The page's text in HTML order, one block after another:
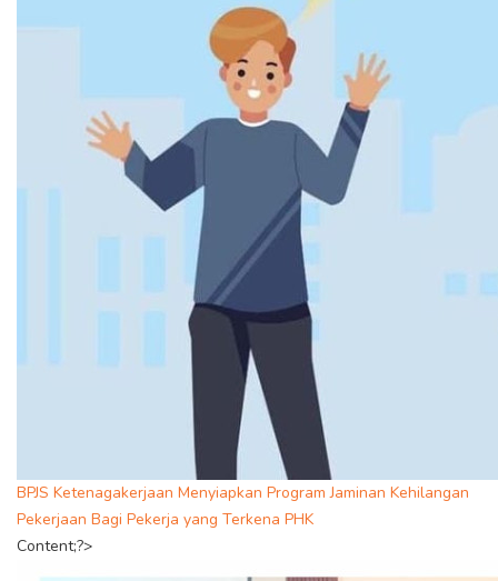
BPJS Ketenagakerjaan Menyiapkan Program Jaminan Kehilangan
Pekerjaan Bagi Pekerja yang Terkena PHK
Content;?>